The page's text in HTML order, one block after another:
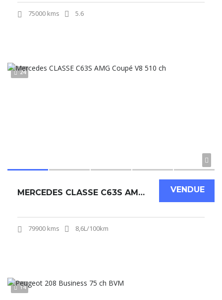
75000 kms 5.6
24
VENDUE
MERCEDES CLASSE C63S AMG COUPÉ V8 510 CH
79900 kms 8,6L/100km
14